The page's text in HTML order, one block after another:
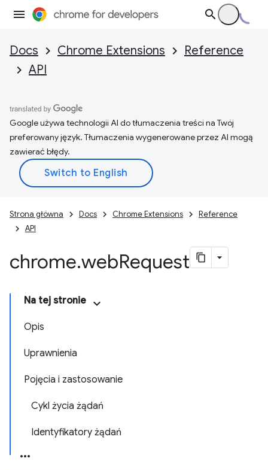
Docs Chrome Extensions
Reference
API
Google używa technologii AI do tłumaczenia treści na Twój
preferowany język. Tłumaczenia wygenerowane przez AI mogą
zawierać błędy.
Strona główna Docs Chrome Extensions
Reference
API
chrome.webRequest
Na tej stronie
Opis
Uprawnienia
Pojęcia i zastosowanie
Cykl życia żądań
Identyfikatory żądań